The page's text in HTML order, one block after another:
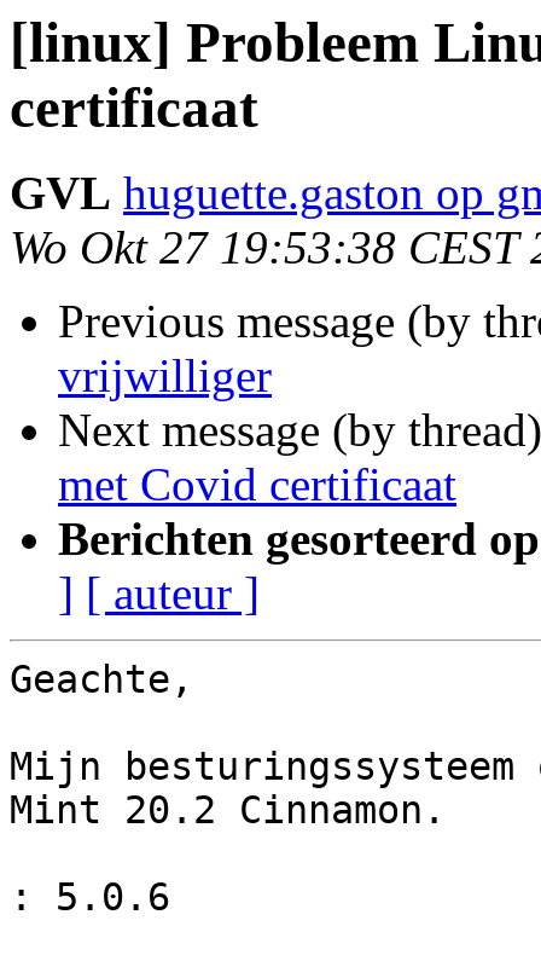
[linux] Probleem
certificaat
GVL huguette.gaston op
Wo Okt 27 19:53:38 CEST
Previous message (by
vrijwilliger
Next message (by
met Covid certificaat
Berichten gesorteerd
] [ auteur ]
Geachte,
Mijn
Mint 20.2 Cinnamon.
: 5.0.6